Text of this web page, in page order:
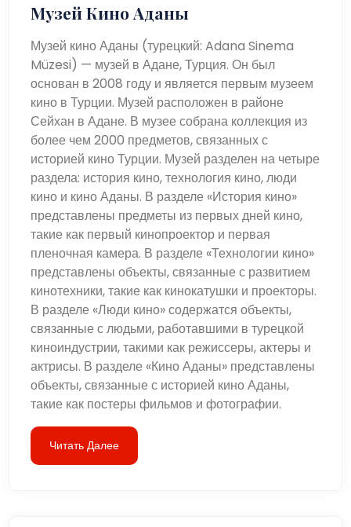
Музей Кино Аданы
Музей кино Аданы (турецкий: Adana Sinema
Müzesi) — музей в Адане, Турция. Он был
основан в 2008 году и является первым музеем
кино в Турции. Музей расположен в районе
Сейхан в Адане. В музее собрана коллекция из
более чем 2000 предметов, связанных с
историей кино Турции. Музей разделен на четыре
раздела: история кино, технология кино, люди
кино и кино Аданы. В разделе «История кино»
представлены предметы из первых дней кино,
такие как первый кинопроектор и первая
пленочная камера. В разделе «Технологии кино»
представлены объекты, связанные с развитием
кинотехники, такие как кинокатушки и проекторы.
В разделе «Люди кино» содержатся объекты,
связанные с людьми, работавшими в турецкой
киноиндустрии, такими как режиссеры, актеры и
актрисы. В разделе «Кино Аданы» представлены
объекты, связанные с историей кино Аданы,
такие как постеры фильмов и фотографии.
Читать Далее